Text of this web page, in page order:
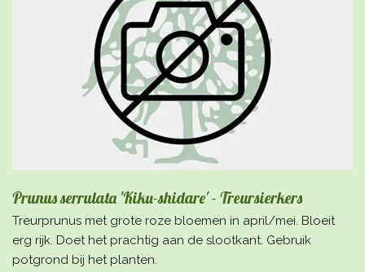
Prunus serrulata 'Kiku-shidare' - Treursierkers
Treurprunus met grote roze bloemen in april/mei. Bloeit
erg rijk. Doet het prachtig aan de slootkant. Gebruik
potgrond bij het planten.